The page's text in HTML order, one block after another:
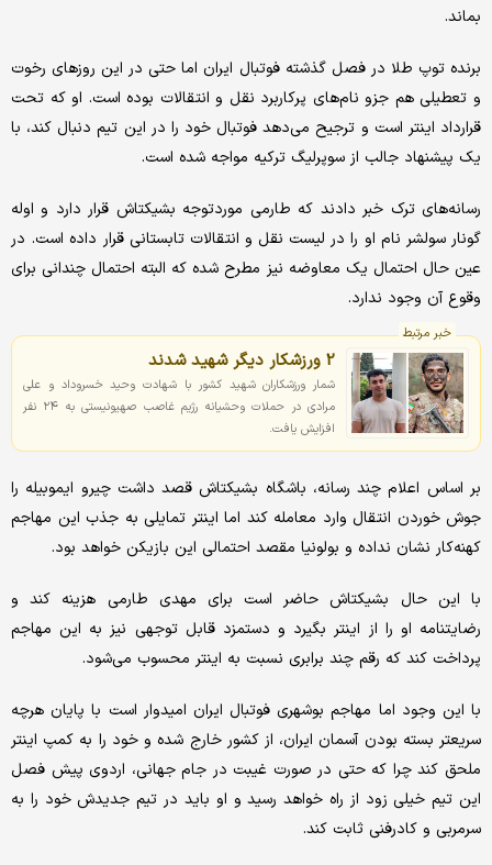
بماند.
برنده توپ طلا در فصل گذشته فوتبال ایران اما حتی در این روزهای رخوت
و تعطیلی هم جزو نام‌های پرکاربرد نقل و انتقالات بوده است. او که تحت
قرارداد اینتر است و ترجیح می‌دهد فوتبال خود را در این تیم دنبال کند، با
یک پیشنهاد جالب از سوپرلیگ ترکیه مواجه شده است.
رسانه‌های ترک خبر دادند که طارمی موردتوجه بشیکتاش قرار دارد و اوله
گونار سولشر نام او را در لیست نقل و انتقالات تابستانی قرار داده است. در
عین حال احتمال یک معاوضه نیز مطرح شده که البته احتمال چندانی برای
وقوع آن وجود ندارد.
خبر مرتبط
2 ورزشکار دیگر شهید شدند
شمار ورزشکاران شهید کشور با شهادت وحید خسروداد و علی
مرادی در حملات وحشیانه رژیم غاصب صهیونیستی به ۲۴ نفر
افزایش یافت.
بر اساس اعلام چند رسانه، باشگاه بشیکتاش قصد داشت چیرو ایموبیله را
جوش خوردن انتقال وارد معامله کند اما اینتر تمایلی به جذب این مهاجم
کهنه‌کار نشان نداده و بولونیا مقصد احتمالی این بازیکن خواهد بود.
با این حال بشیکتاش حاضر است برای مهدی طارمی هزینه کند و
رضایتنامه او را از اینتر بگیرد و دستمزد قابل توجهی نیز به این مهاجم
پرداخت کند که رقم چند برابری نسبت به اینتر محسوب می‌شود.
با این وجود اما مهاجم بوشهری فوتبال ایران امیدوار است با پایان هرچه
سریعتر بسته بودن آسمان ایران، از کشور خارج شده و خود را به کمپ اینتر
ملحق کند چرا که حتی در صورت غیبت در جام جهانی، اردوی پیش فصل
این تیم خیلی زود از راه خواهد رسید و او باید در تیم جدیدش خود را به
سرمربی و کادرفنی ثابت کند.